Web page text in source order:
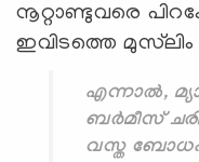
നൂറ്റാണ്ടുവരെ
ഇവിടത്തെ മുസ്‌ലിം
എന്നാല്‍,
ബര്‍മീസ്
വസ്ത